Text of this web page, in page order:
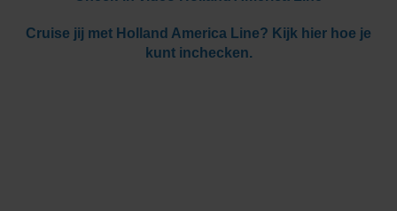
Cruise jij met Holland America Line? Kijk hier hoe je
kunt inchecken.